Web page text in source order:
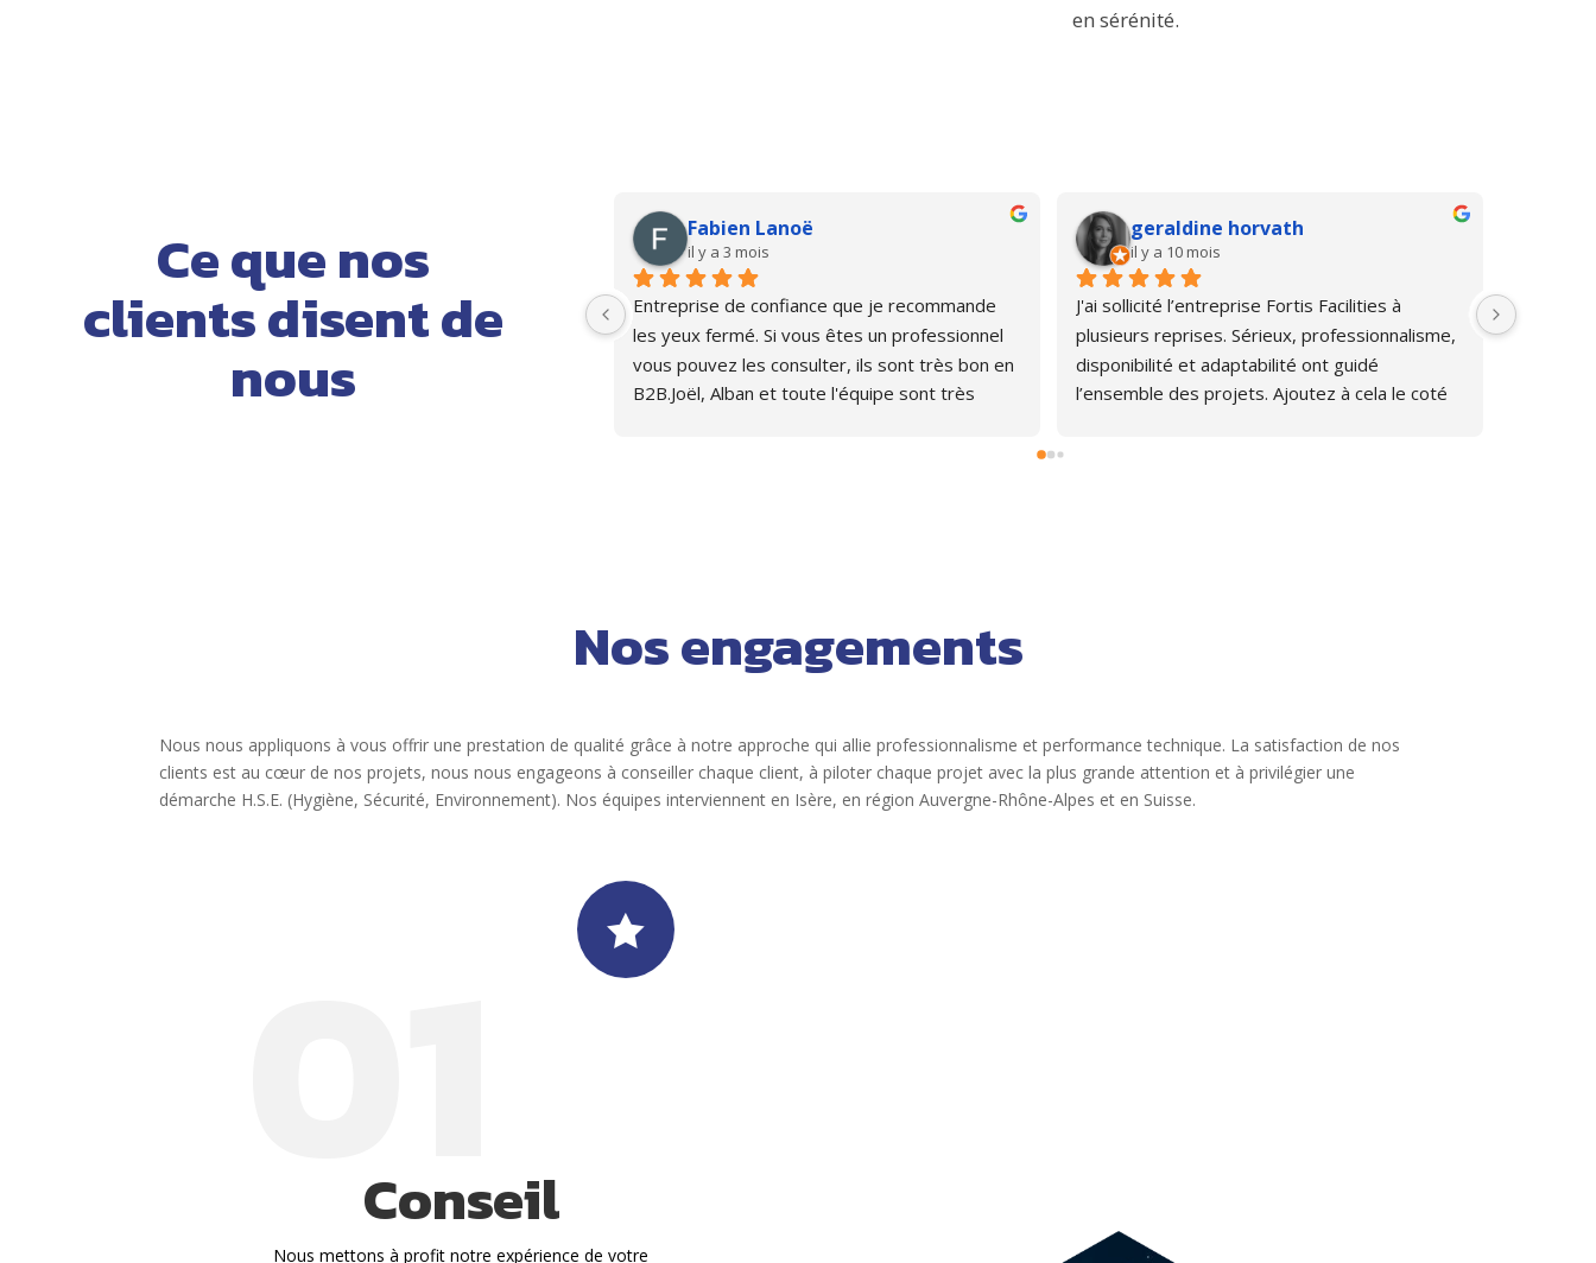
en sérénité.
Ce que nos
clients disent de
nous
Fabien Lanoë
il y a 3 mois
Entreprise de confiance que je recommande
les yeux fermé. Si vous êtes un professionnel
vous pouvez les consulter, ils sont très bon en
B2B.Joël, Alban et toute l'équipe sont très
geraldine horvath
il y a 10 mois
J'ai sollicité l’entreprise Fortis Facilities à
plusieurs reprises. Sérieux, professionnalisme,
disponibilité et adaptabilité ont guidé
l’ensemble des projets. Ajoutez à cela le coté
Nos engagements
Nous nous appliquons à vous offrir une prestation de qualité grâce à notre approche qui allie professionnalisme et performance technique. La satisfaction de nos
clients est au cœur de nos projets, nous nous engageons à conseiller chaque client, à piloter chaque projet avec la plus grande attention et à privilégier une
démarche H.S.E. (Hygiène, Sécurité, Environnement). Nos équipes interviennent en Isère, en région Auvergne-Rhône-Alpes et en Suisse.

Conseil
Nous mettons à profit notre expérience de votre